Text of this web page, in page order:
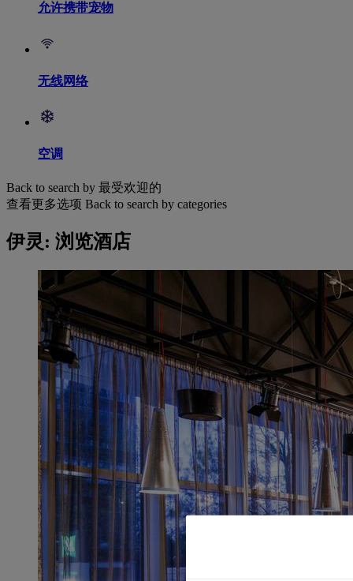
允许携带宠物
无线网络
空调
Back to search by 最受欢迎的
查看更多选项 Back to search by categories
伊灵: 浏览酒店